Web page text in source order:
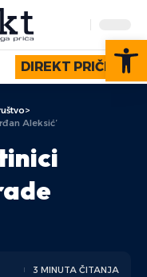
DIREKT PRIČE
>
Aleksić’
3 MINUTA ČITANJA